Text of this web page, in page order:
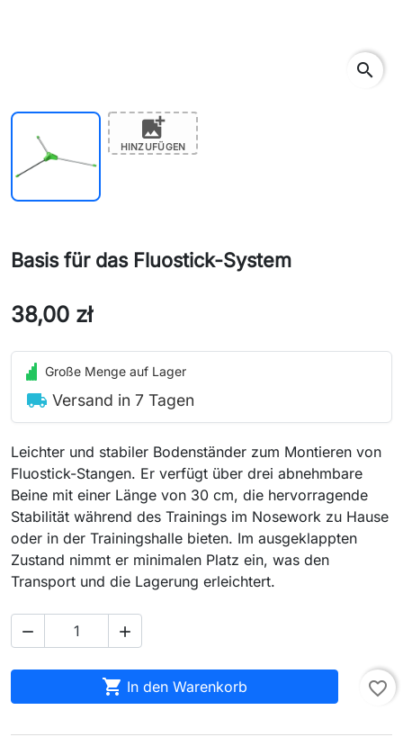
search
add_photo_alternate
HINZUFÜGEN
Basis für das Fluostick-System
38,00 zł
Große Menge auf Lager
local_shipping Versand in 7 Tagen
Leichter und stabiler Bodenständer zum Montieren von
Fluostick-Stangen. Er verfügt über drei abnehmbare
Beine mit einer Länge von 30 cm, die hervorragende
Stabilität während des Trainings im Nosework zu Hause
oder in der Trainingshalle bieten. Im ausgeklappten
Zustand nimmt er minimalen Platz ein, was den
Transport und die Lagerung erleichtert.
 
 In den Warenkorb favorite_border